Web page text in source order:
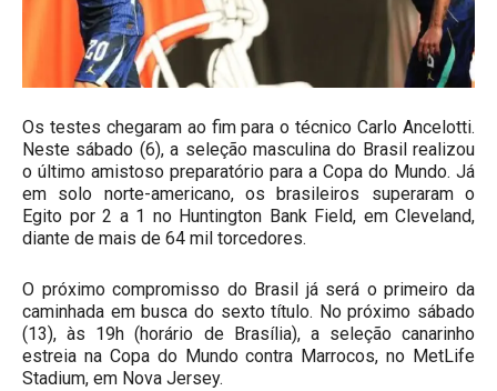
Os testes chegaram ao fim para o técnico Carlo Ancelotti.
Neste sábado (6), a seleção masculina do Brasil realizou
o último amistoso preparatório para a Copa do Mundo. Já
em solo norte-americano, os brasileiros superaram o
Egito por 2 a 1 no Huntington Bank Field, em Cleveland,
diante de mais de 64 mil torcedores.
O próximo compromisso do Brasil já será o primeiro da
caminhada em busca do sexto título. No próximo sábado
(13), às 19h (horário de Brasília), a seleção canarinho
estreia na Copa do Mundo contra Marrocos, no MetLife
Stadium, em Nova Jersey.